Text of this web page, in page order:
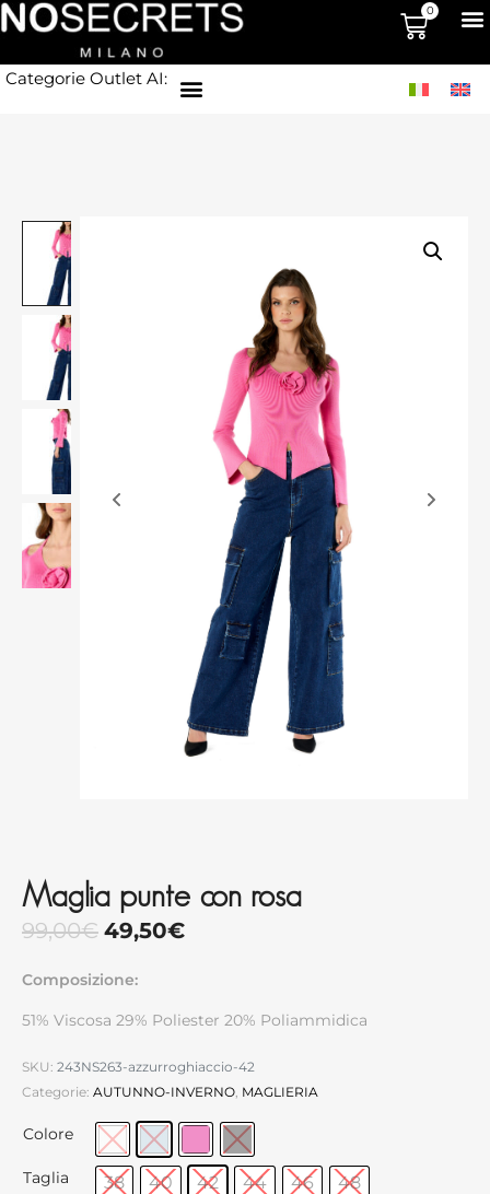
0
Categorie Outlet AI:
Maglia punte con rosa
99,00€ 49,50€
Composizione:
51% Viscosa 29% Poliester 20% Poliammidica
SKU: 243NS263-azzurroghiaccio-42
Categorie: AUTUNNO-INVERNO MAGLIERIA
Colore
Taglia 38 40 42 44 46 48